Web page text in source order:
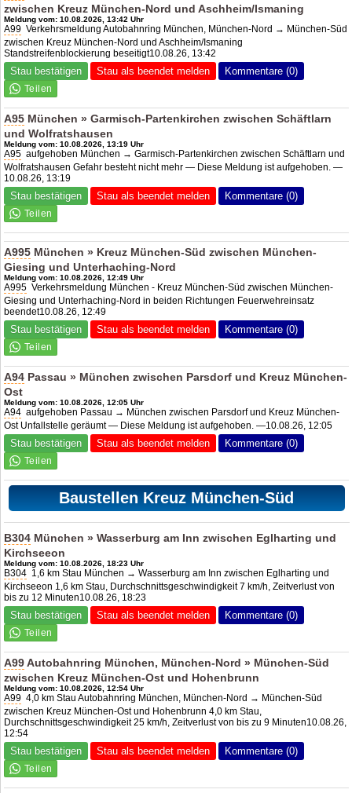
zwischen Kreuz München-Nord und Aschheim/Ismaning
Meldung vom: 10.08.2026, 13:42 Uhr
A99 Verkehrsmeldung Autobahnring München, München-Nord → München-Süd
zwischen Kreuz München-Nord und Aschheim/Ismaning
Standstreifenblockierung beseitigt10.08.26, 13:42
Stau bestätigen Stau als beendet melden Kommentare (0)
A95 München » Garmisch-Partenkirchen zwischen Schäftlarn
und Wolfratshausen
Meldung vom: 10.08.2026, 13:19 Uhr
A95 aufgehoben München → Garmisch-Partenkirchen zwischen Schäftlarn und
Wolfratshausen Gefahr besteht nicht mehr — Diese Meldung ist aufgehoben. —
10.08.26, 13:19
Stau bestätigen Stau als beendet melden Kommentare (0)
A995 München » Kreuz München-Süd zwischen München-
Giesing und Unterhaching-Nord
Meldung vom: 10.08.2026, 12:49 Uhr
A995 Verkehrsmeldung München - Kreuz München-Süd zwischen München-
Giesing und Unterhaching-Nord in beiden Richtungen Feuerwehreinsatz
beendet10.08.26, 12:49
Stau bestätigen Stau als beendet melden Kommentare (0)
A94 Passau » München zwischen Parsdorf und Kreuz München-
Ost
Meldung vom: 10.08.2026, 12:05 Uhr
A94 aufgehoben Passau → München zwischen Parsdorf und Kreuz München-
Ost Unfallstelle geräumt — Diese Meldung ist aufgehoben. —10.08.26, 12:05
Stau bestätigen Stau als beendet melden Kommentare (0)
Baustellen Kreuz München-Süd
B304 München » Wasserburg am Inn zwischen Eglharting und
Kirchseeon
Meldung vom: 10.08.2026, 18:23 Uhr
B304 1,6 km Stau München → Wasserburg am Inn zwischen Eglharting und
Kirchseeon 1,6 km Stau, Durchschnittsgeschwindigkeit 7 km/h, Zeitverlust von
bis zu 12 Minuten10.08.26, 18:23
Stau bestätigen Stau als beendet melden Kommentare (0)
A99Autobahnring München, München-Nord » München-Süd
zwischen Kreuz München-Ost und Hohenbrunn
Meldung vom: 10.08.2026, 12:54 Uhr
A99 4,0 km Stau Autobahnring München, München-Nord → München-Süd
zwischen Kreuz München-Ost und Hohenbrunn 4,0 km Stau,
Durchschnittsgeschwindigkeit 25 km/h, Zeitverlust von bis zu 9 Minuten10.08.26,
12:54
Stau bestätigen Stau als beendet melden Kommentare (0)